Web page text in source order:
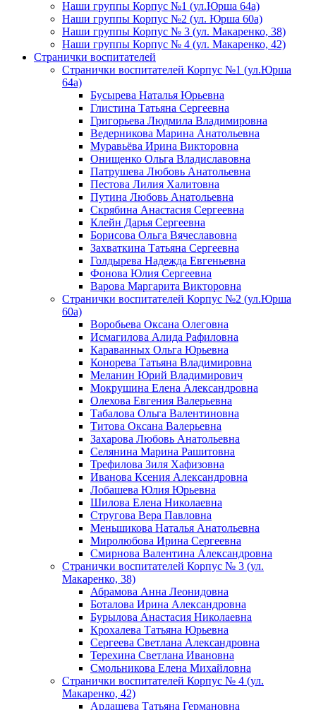
Наши группы Корпус №1 (ул.Юрша 64а)
Наши группы Корпус №2 (ул. Юрша 60а)
Наши группы Корпус № 3 (ул. Макаренко, 38)
Наши группы Корпус № 4 (ул. Макаренко, 42)
Странички воспитателей
Странички воспитателей Корпус №1 (ул.Юрша
64а)
Бусырева Наталья Юрьевна
Глистина Татьяна Сергеевна
Григорьева Людмила Владимировна
Ведерникова Марина Анатольевна
Муравьёва Ирина Викторовна
Онищенко Ольга Владиславовна
Патрушева Любовь Анатольевна
Пестова Лилия Халитовна
Путина Любовь Анатольевна
Скрябина Анастасия Сергеевна
Клейн Дарья Сергеевна
Борисова Ольга Вячеславовна
Захваткина Татьяна Сергеевна
Голдырева Надежда Евгеньевна
Фонова Юлия Сергеевна
Варова Маргарита Викторовна
Странички воспитателей Корпус №2 (ул.Юрша
60а)
Воробьева Оксана Олеговна
Исмагилова Алида Рафиловна
Караванных Ольга Юрьевна
Конорева Татьяна Владимировна
Меланин Юрий Владимирович
Мокрушина Елена Александровна
Олехова Евгения Валерьевна
Табалова Ольга Валентиновна
Титова Оксана Валерьевна
Захарова Любовь Анатольевна
Селянина Марина Рашитовна
Трефилова Зиля Хафизовна
Иванова Ксения Александровна
Лобашева Юлия Юрьевна
Шилова Елена Николаевна
Стругова Вера Павловна
Меньшикова Наталья Анатольевна
Миролюбова Ирина Сергеевна
Смирнова Валентина Александровна
Странички воспитателей Корпус № 3 (ул.
Макаренко, 38)
Абрамова Анна Леонидовна
Боталова Ирина Александровна
Бурылова Анастасия Николаевна
Крохалева Татьяна Юрьевна
Сергеева Светлана Александровна
Терехина Светлана Ивановна
Смольникова Елена Михайловна
Странички воспитателей Корпус № 4 (ул.
Макаренко, 42)
Ардашева Татьяна Германовна